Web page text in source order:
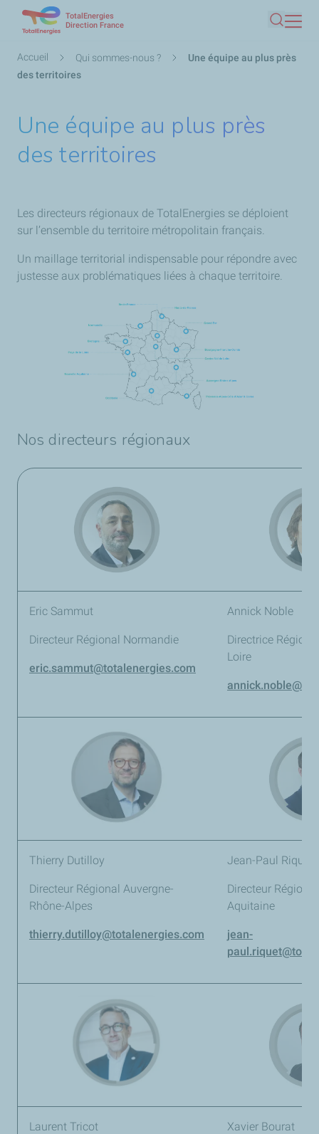
contenu
TotalEnergies
Direction France
Fil
d'Ariane
Accueil Qui sommes-nous ?
Une équipe au plus près
des territoires
Une équipe au plus près
des territoires
Les directeurs régionaux de TotalEnergies se déploient
sur l’ensemble du territoire métropolitain français.
Un maillage territorial indispensable pour répondre avec
justesse aux problématiques liées à chaque territoire.
Nos directeurs régionaux
Eric Sammut
Directeur Régional Normandie
eric.sammut@totalenergies.com
Annick Noble
Directrice
Loire
Thierry Dutilloy
Directeur Régional Auvergne-
Rhône-Alpes
thierry.dutilloy@totalenergies.com
Jean-Paul Riquet
Directeur
Aquitaine
jean-
Laurent Tricot Xavier Bourat